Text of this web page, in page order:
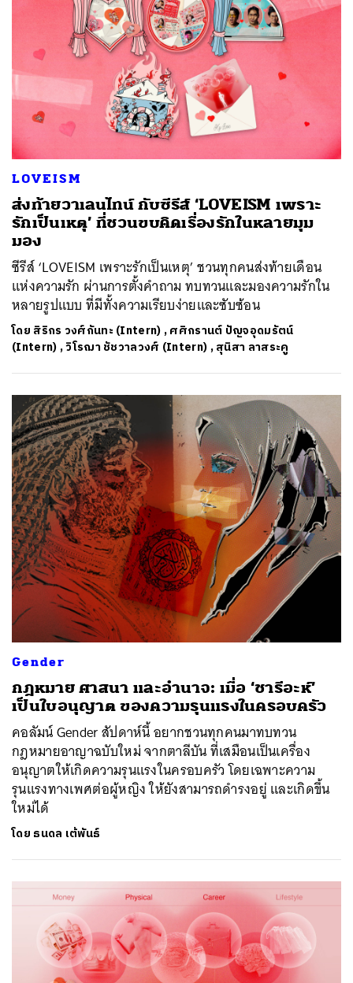
LOVEISM
ส่งท้ายวาเลนไทน์ กับซีรีส์ ‘LOVEISM เพราะ
รักเป็นเหตุ’ ที่ชวนขบคิดเรื่องรักในหลายมุม
มอง
ซีรีส์ ‘LOVEISM เพราะรักเป็นเหตุ’ ชวนทุกคนส่งท้ายเดือน
แห่งความรัก ผ่านการตั้งคำถาม ทบทวนและมองความรักใน
หลายรูปแบบ ที่มีทั้งความเรียบง่ายและซับซ้อน
โดย สิริกร วงศ์กันทะ (Intern),ศศิกรานต์ ปัญจอุดมรัตน์
(Intern),วิโรฌา ชัชวาลวงศ์ (Intern),สุนิสา ลาสระคู
Gender
กฎหมาย ศาสนา และอำนาจ: เมื่อ ‘ชารีอะห์’
เป็นใบอนุญาต ของความรุนแรงในครอบครัว
คอลัมน์ Gender สัปดาห์นี้ อยากชวนทุกคนมาทบทวน
กฎหมายอาญาฉบับใหม่ จากตาลีบัน ที่เสมือนเป็นเครื่อง
อนุญาตให้เกิดความรุนแรงในครอบครัว โดยเฉพาะความ
รุนแรงทางเพศต่อผู้หญิง ให้ยังสามารถดำรงอยู่ และเกิดขึ้น
ใหม่ได้
โดย ธนดล เต้พันธ์